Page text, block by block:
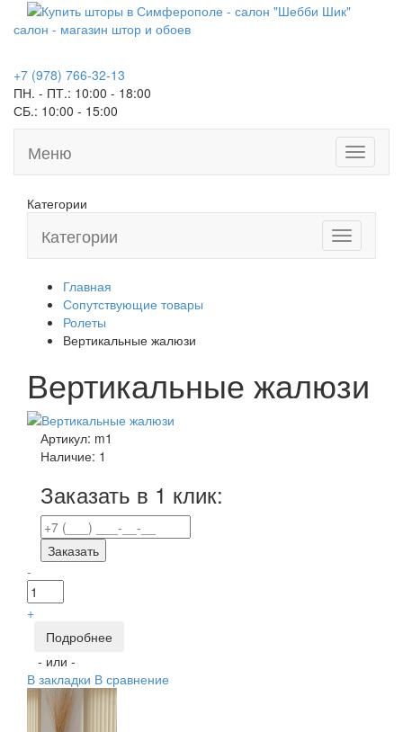
салон - магазин штор и обоев
+7 (978) 766-32-13
ПН. - ПТ.: 10:00 - 18:00
СБ.: 10:00 - 15:00
Toggle
Меню
Категории
Toggle
navigation
Категории
Главная
Сопутствующие товары
Ролеты
Вертикальные жалюзи
Вертикальные жалюзи
Артикул: m1
Наличие: 1
Заказать в 1 клик:
Заказать
-
+
Подробнее
- или -
В закладки В сравнение